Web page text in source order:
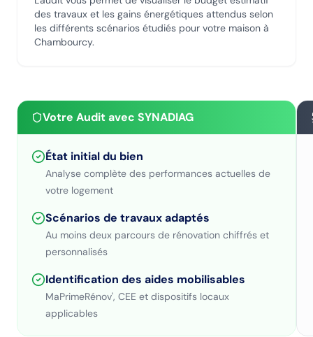
des travaux et les gains énergétiques attendus selon
les différents scénarios étudiés pour votre maison à
Chambourcy.
Votre Audit avec SYNADIAG
État initial du bien
Analyse complète des performances actuelles de
votre logement
Scénarios de travaux adaptés
Au moins deux parcours de rénovation chiffrés et
personnalisés
Identification des aides mobilisables
MaPrimeRénov', CEE et dispositifs locaux
applicables